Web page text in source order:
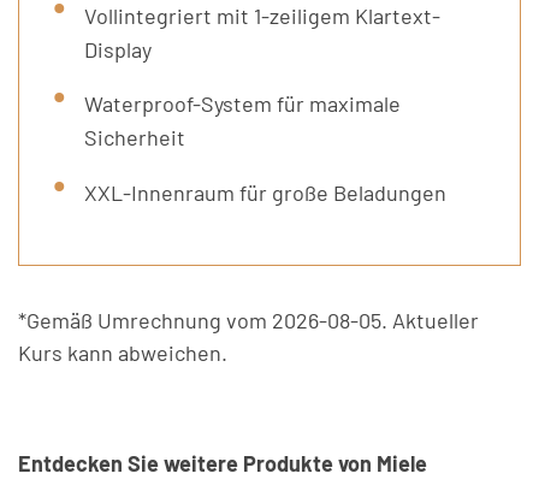
Vollintegriert mit 1-zeiligem Klartext-
Display
Waterproof-System für maximale
Sicherheit
XXL-Innenraum für große Beladungen
*Gemäß Umrechnung vom 2026-08-05. Aktueller
Kurs kann abweichen.
Entdecken Sie weitere Produkte von Miele